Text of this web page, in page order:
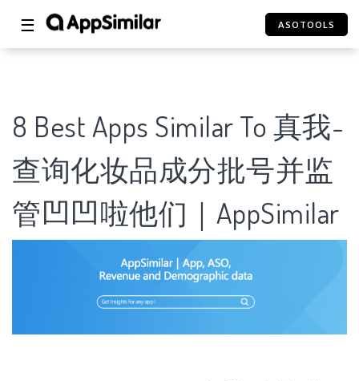
☰ ASOTOOLS
8 Best Apps Similar To 真我-
查询化妆品成分批号并监
管凹凹啦他们｜AppSimilar